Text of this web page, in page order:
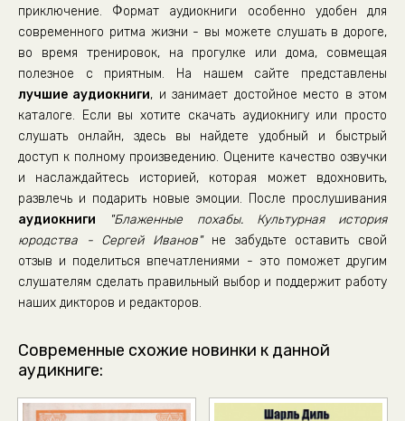
приключение. Формат аудиокниги особенно удобен для
современного ритма жизни - вы можете слушать в дороге,
во время тренировок, на прогулке или дома, совмещая
полезное с приятным. На нашем сайте представлены
лучшие аудиокниги, и занимает достойное место в этом
каталоге. Если вы хотите скачать аудиокнигу или просто
слушать онлайн, здесь вы найдете удобный и быстрый
доступ к полному произведению. Оцените качество озвучки
и наслаждайтесь историей, которая может вдохновить,
развлечь и подарить новые эмоции. После прослушивания
аудиокниги
"Блаженные похабы. Культурная история
юродства - Сергей Иванов"не забудьте оставить свой
отзыв и поделиться впечатлениями - это поможет другим
слушателям сделать правильный выбор и поддержит работу
наших дикторов и редакторов.
Современные схожие новинки к данной
аудикниге: